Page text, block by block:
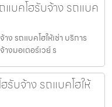
แบคโฮรับจ้าง รถแบค
ง รถแบคโฮให้เช่า บริการ
งมอเตอร์เวย์ ร
รับจ้าง รถแบคโฮให้